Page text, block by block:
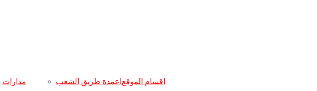
اقسام الموقع مدارات اعمدة طريق الشعب